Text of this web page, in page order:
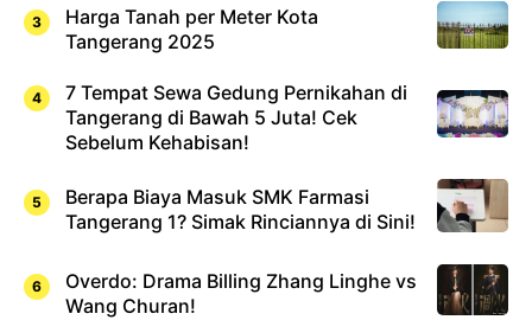
Harga Tanah per Meter Kota
Tangerang 2025
7 Tempat Sewa Gedung Pernikahan di
Tangerang di Bawah 5 Juta! Cek
Sebelum Kehabisan!
Berapa Biaya Masuk SMK Farmasi
Tangerang 1? Simak Rinciannya di Sini!
Overdo: Drama Billing Zhang Linghe vs
Wang Churan!